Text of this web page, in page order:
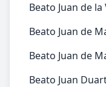
Beato Juan de
Beato Juan de
Beato Juan de
Beato Juan